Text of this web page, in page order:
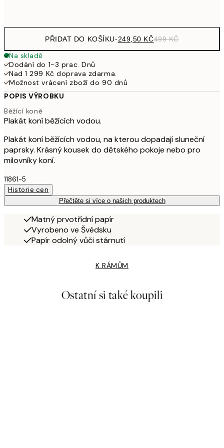
PŘIDAT DO KOŠÍKU-249,50 KČ499 KČ
Na skladě
Dodání do 1-3 prac. Dnů
Nad 1 299 Kč doprava zdarma.
Možnost vrácení zboží do 90 dnů
POPIS VÝROBKU
Běžící koně
Plakát koní běžících vodou.
Plakát koní běžících vodou, na kterou dopadají sluneční
paprsky. Krásný kousek do dětského pokoje nebo pro
milovníky koní.
11861-5
Historie cen
Přečtěte si více o našich produktech
Matný prvotřídní papír
Vyrobeno ve Švédsku
Papír odolný vůči stárnutí
K RÁMŮM
Ostatní si také koupili